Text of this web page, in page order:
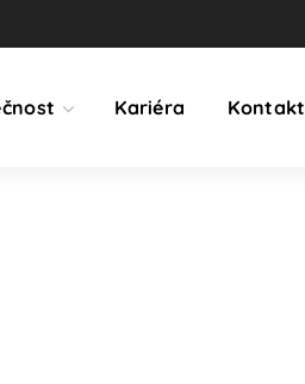
Kariéra Kontakt